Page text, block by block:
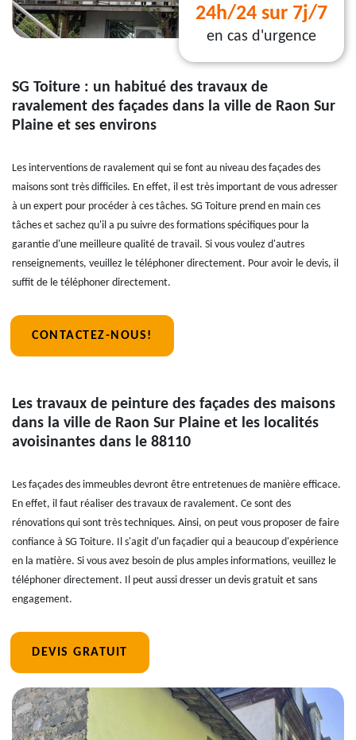
24h/24 sur 7j/7
en cas d'urgence
SG Toiture : un habitué des travaux de
ravalement des façades dans la ville de Raon Sur
Plaine et ses environs
Les interventions de ravalement qui se font au niveau des façades des
maisons sont très difficiles. En effet, il est très important de vous adresser
à un expert pour procéder à ces tâches. SG Toiture prend en main ces
tâches et sachez qu'il a pu suivre des formations spécifiques pour la
garantie d'une meilleure qualité de travail. Si vous voulez d'autres
renseignements, veuillez le téléphoner directement. Pour avoir le devis, il
suffit de le téléphoner directement.
CONTACTEZ-NOUS!
Les travaux de peinture des façades des maisons
dans la ville de Raon Sur Plaine et les localités
avoisinantes dans le 88110
Les façades des immeubles devront être entretenues de manière efficace.
En effet, il faut réaliser des travaux de ravalement. Ce sont des
rénovations qui sont très techniques. Ainsi, on peut vous proposer de faire
confiance à SG Toiture. Il s'agit d'un façadier qui a beaucoup d'expérience
en la matière. Si vous avez besoin de plus amples informations, veuillez le
téléphoner directement. Il peut aussi dresser un devis gratuit et sans
engagement.
DEVIS GRATUIT